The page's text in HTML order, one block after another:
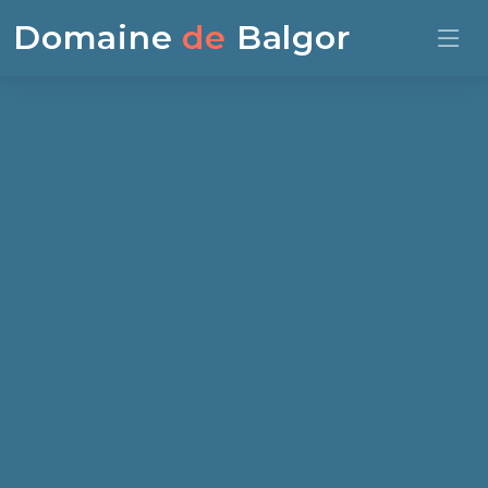
Domaine de Balgor